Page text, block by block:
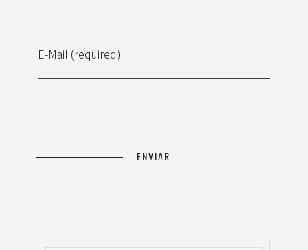
E-Mail (required)